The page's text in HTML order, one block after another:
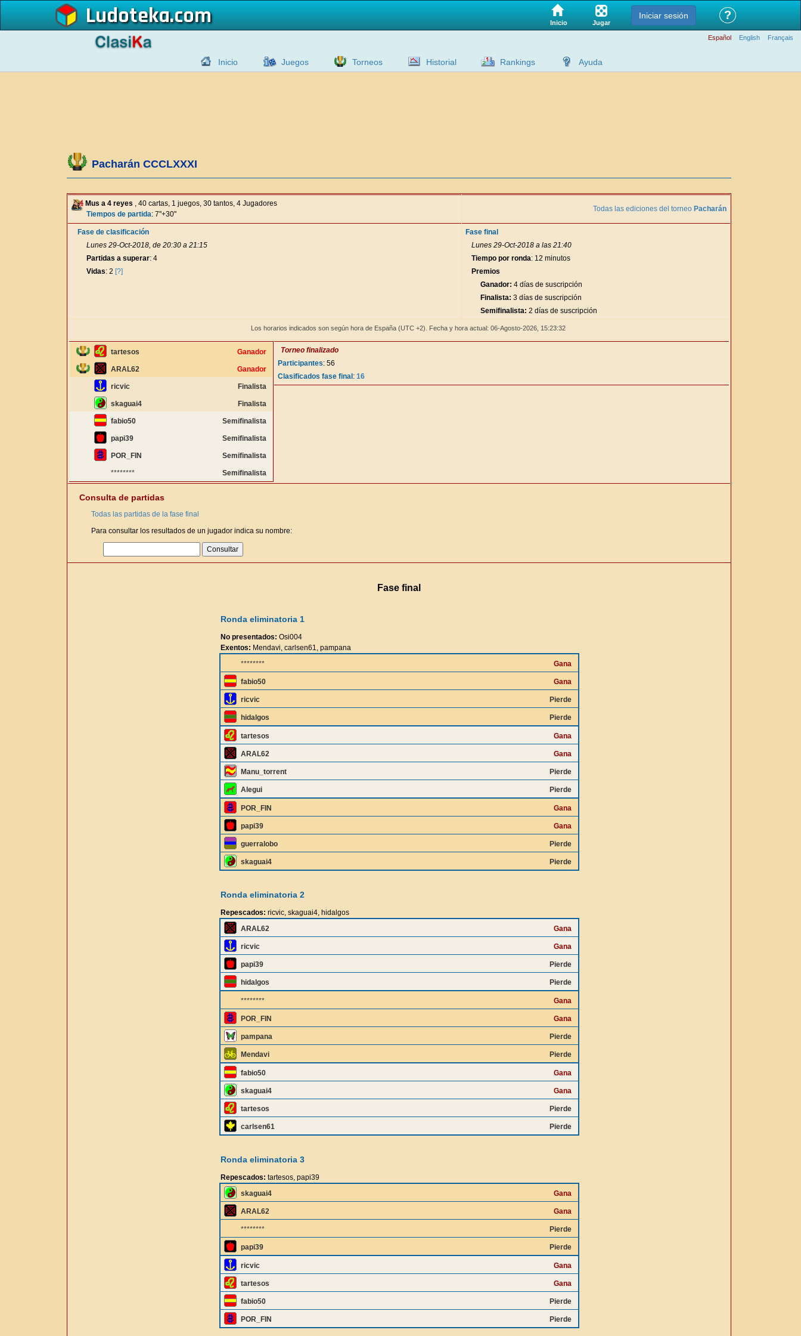
Ludoteka Inicio Jugar
Iniciar sesión ?
Español English Français
Inicio Juegos Torneos Historial Rankings Ayuda
Pacharán CCCLXXXI
Mus a 4 reyes , 40 cartas, 1 juegos, 30 tantos, 4 Jugadores
Tiempos de partida: 7"+30"
Todas las ediciones del torneo Pacharán
Fase de clasificación
Lunes 29-Oct-2018, de 20:30 a 21:15
Partidas a superar: 4
Vidas: 2 [?]
Fase final
Lunes 29-Oct-2018 a las 21:40
Tiempo por ronda: 12 minutos
Premios
Ganador: 4 días de suscripción
Finalista: 3 días de suscripción
Semifinalista: 2 días de suscripción
Los horarios indicados son según hora de España (UTC +2). Fecha y hora actual: 06-Agosto-2026, 15:23:33
tartesos Ganador
ARAL62 Ganador
ricvic Finalista
skaguai4 Finalista
fabio50 Semifinalista
papi39 Semifinalista
POR_FIN Semifinalista
******** Semifinalista
Torneo finalizado
Participantes: 56
Clasificados fase final : 16
Consulta de partidas
Todas las partidas de la fase final
Para consultar los resultados de un jugador indica su nombre:
Fase final
Ronda eliminatoria 1
No presentados: Osi004
Exentos: Mendavi, carlsen61, pampana
********
Gana
fabio50 Gana
ricvic Pierde
hidalgos Pierde
tartesos Gana
ARAL62 Gana
Manu_torrent Pierde
Alegui Pierde
POR_FIN Gana
papi39 Gana
guerralobo Pierde
skaguai4 Pierde
Ronda eliminatoria 2
Repescados: ricvic, skaguai4, hidalgos
ARAL62
Gana
ricvic Gana
papi39 Pierde
hidalgos Pierde
******** Gana
POR_FIN Gana
pampana Pierde
Mendavi Pierde
fabio50 Gana
skaguai4 Gana
tartesos Pierde
carlsen61 Pierde
Ronda eliminatoria 3
Repescados: tartesos, papi39
skaguai4
Gana
ARAL62 Gana
******** Pierde
papi39 Pierde
ricvic Gana
tartesos Gana
fabio50 Pierde
POR_FIN Pierde